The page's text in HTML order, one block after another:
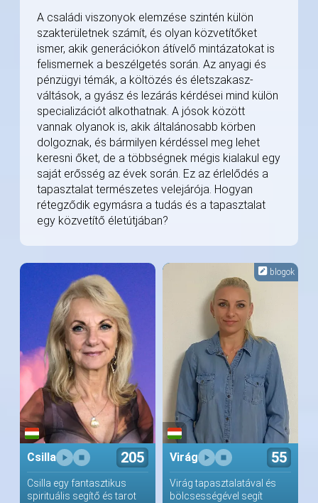
A családi viszonyok elemzése szintén külön
szakterületnek számít, és olyan közvetítőket
ismer, akik generációkon átívelő mintázatokat is
felismernek a beszélgetés során. Az anyagi és
pénzügyi témák, a költözés és életszakasz-
váltások, a gyász és lezárás kérdései mind külön
specializációt alkothatnak. A jósok között
vannak olyanok is, akik általánosabb körben
dolgoznak, és bármilyen kérdéssel meg lehet
keresni őket, de a többségnek mégis kialakul egy
saját erősség az évek során. Ez az érlelődés a
tapasztalat természetes velejárója. Hogyan
rétegződik egymásra a tudás és a tapasztalat
egy közvetítő életútjában?
Csilla 205
Csilla egy fantasztikus
spirituális segítő és tarot
blogok
Virág 55
Virág tapasztalatával és
bölcsességével segít